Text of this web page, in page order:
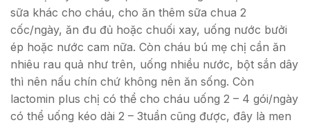
sữa khác cho cháu, cho ăn thêm sữa chua 2
cốc/ngày, ăn đu đủ hoặc chuối xay, uống nước bưởi
ép hoặc nước cam nữa. Còn cháu bú mẹ chị cần ăn
nhiêu rau quả như trên, uống nhiều nước, bột sắn dây
thì nên nấu chín chứ không nên ăn sống. Còn
lactomin plus chị có thể cho cháu uống 2 – 4 gói/ngày
có thể uống kéo dài 2 – 3tuần cũng được, đây là men